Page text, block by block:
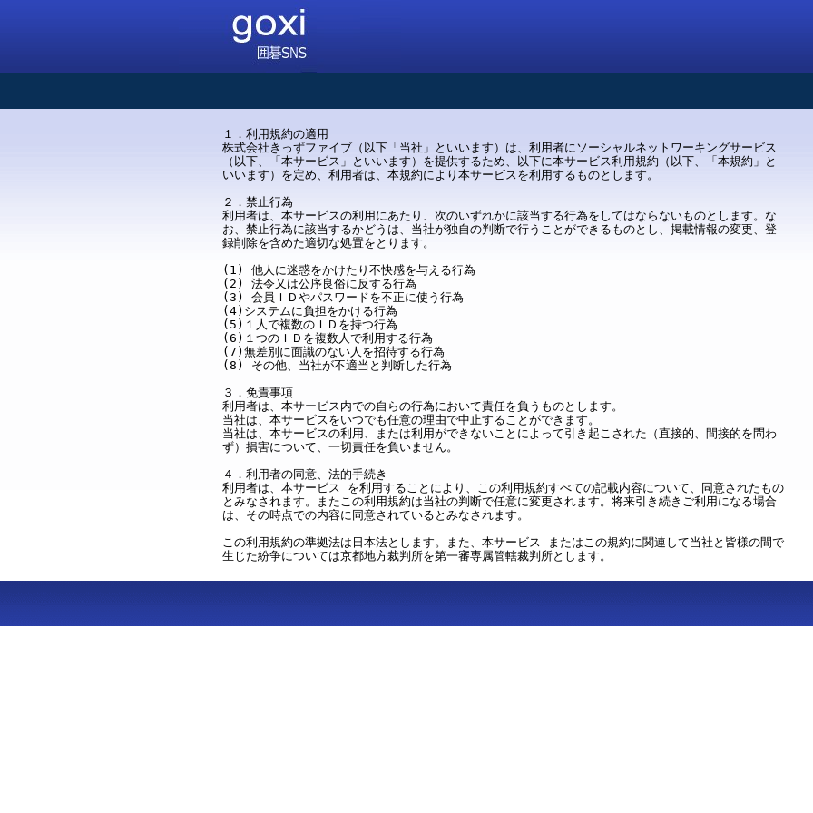
１．利用規約の適用
株式会社きっずファイブ（以下「当社」といいます）は、利用者にソーシャルネットワーキングサービス
（以下、「本サービス」といいます）を提供するため、以下に本サービス利用規約（以下、「本規約」と
いいます）を定め、利用者は、本規約により本サービスを利用するものとします。
２．禁止行為
利用者は、本サービスの利用にあたり、次のいずれかに該当する行為をしてはならないものとします。な
お、禁止行為に該当するかどうは、当社が独自の判断で行うことができるものとし、掲載情報の変更、登
録削除を含めた適切な処置をとります。
(1) 他人に迷惑をかけたり不快感を与える行為
(2) 法令又は公序良俗に反する行為
(3) 会員ＩＤやパスワードを不正に使う行為
(4)システムに負担をかける行為
(5)１人で複数のＩＤを持つ行為
(6)１つのＩＤを複数人で利用する行為
(7)無差別に面識のない人を招待する行為
(8) その他、当社が不適当と判断した行為
３．免責事項
利用者は、本サービス内での自らの行為において責任を負うものとします。
当社は、本サービスをいつでも任意の理由で中止することができます。
当社は、本サービスの利用、または利用ができないことによって引き起こされた（直接的、間接的を問わ
ず）損害について、一切責任を負いません。
４．利用者の同意、法的手続き
利用者は、本サービス を利用することにより、この利用規約すべての記載内容について、同意されたもの
とみなされます。またこの利用規約は当社の判断で任意に変更されます。将来引き続きご利用になる場合
は、その時点での内容に同意されているとみなされます。
この利用規約の準拠法は日本法とします。また、本サービス またはこの規約に関連して当社と皆様の間で
生じた紛争については京都地方裁判所を第一審専属管轄裁判所とします。